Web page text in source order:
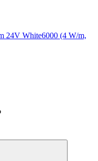
24V White6000 (4 W/m,